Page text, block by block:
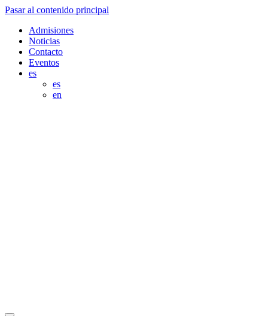
Pasar al contenido principal
Admisiones
Noticias
Contacto
Eventos
es
es
en